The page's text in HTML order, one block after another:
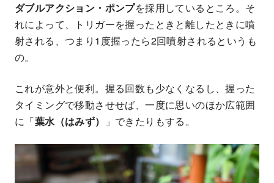
ダブルアクション・ポンプを採用しているところ。そ
れによって、トリガーを握ったときと離したときに噴
射される、つまり1度握ったら2回噴射されるというも
の。
これが意外と便利。握る回数も少なくなるし、握った
タイミングで移動させせば、一度に思いのほか広範囲
に「葉水（はみず） 」できたりもする。